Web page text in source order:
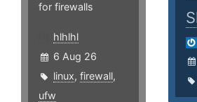
for firewalls
hlhlhl
6 Aug 26
linux, firewall,
ufw